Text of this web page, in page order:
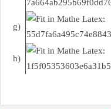
g)
h)